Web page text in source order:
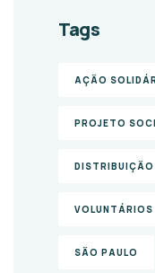
Tags
AÇÃO
PROJETO
VOLUNTÁRIOS
SÃO PAULO